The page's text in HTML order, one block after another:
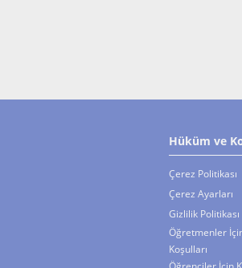
Hüküm ve
Çerez Politikası
Çerez Ayarları
Gizlilik Politikası
Öğretmenler
Koşulları